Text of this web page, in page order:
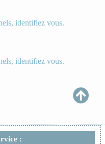
:
identifiez vous.
identifiez vous.